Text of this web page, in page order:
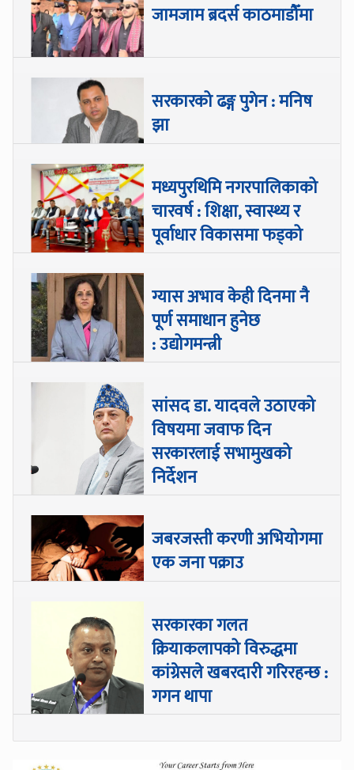
जामजाम ब्रदर्स काठमाडौँमा
सरकारको ढङ्ग पुगेन : मनिष
झा
मध्यपुरथिमि नगरपालिकाको
चारवर्ष : शिक्षा, स्वास्थ्य र
पूर्वाधार विकासमा फड्को
ग्यास अभाव केही दिनमा नै
पूर्ण समाधान हुनेछ
: उद्योगमन्त्री
सांसद डा‍‍. यादवले उठाएको
विषयमा जवाफ दिन
सरकारलाई सभामुखको
निर्देशन
जबरजस्ती करणी अभियोगमा
एक जना पक्राउ
सरकारका गलत
क्रियाकलापको विरुद्धमा
कांग्रेसले खबरदारी गरिरहन्छ :
गगन थापा